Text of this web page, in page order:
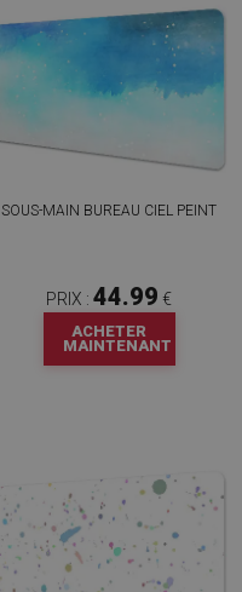
SOUS-MAIN BUREAU CIEL PEINT
PRIX : 44.99 €
ACHETER
MAINTENANT